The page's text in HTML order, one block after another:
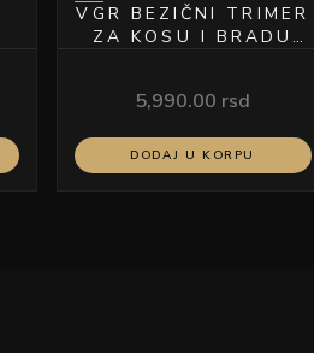
VGR BEZIČNI TRIMER
ZA KOSU I BRADU
5,990.00 rsd
DODAJ U KORPU